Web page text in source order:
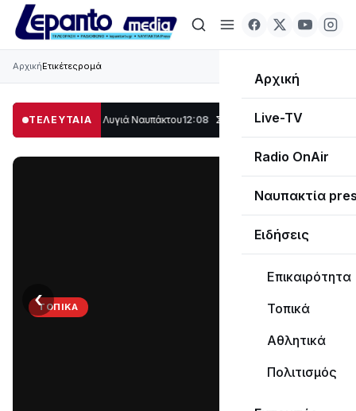
Αρχική
Live-TV
Radio OnAir
Ναυπακτία
Ειδήσεις
Επικαιρότητα
Τοπικά
Αθλητικά
Πολιτισμός
ΑρχικήΕτικέτεςρομά
ΤΕΛΕΥΤΑΙΑ
μέρος στο Λυγιά Ναυπάκτου12:08 Σε τροχιά υλοποίησης η Παράκαμψη
ΤΟΠΙΚΆ
‹